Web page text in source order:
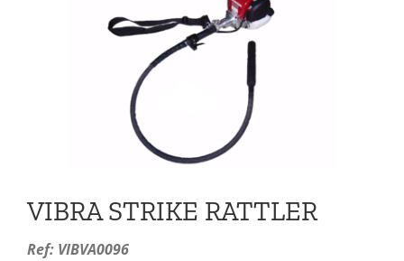
VIDEOS
CONTACTO
VIBRA STRIKE RATTLER
Ref: VIBVA0096